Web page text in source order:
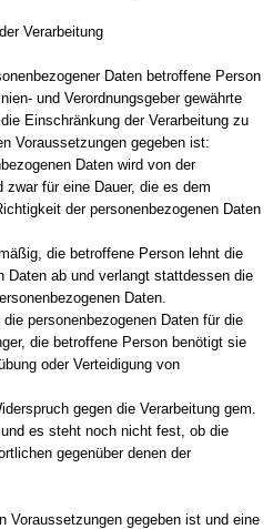
Verarbeitung
Daten betroffene Person
und Verordnungsgeber gewährte
Einschränkung der Verarbeitung zu
Voraussetzungen gegeben ist:
Daten wird von der
für eine Dauer, die es dem
der personenbezogenen Daten
die betroffene Person lehnt die
Daten ab und verlangt stattdessen die
Daten.
personenbezogenen Daten für die
die betroffene Person benötigt sie
oder Verteidigung von
gegen die Verarbeitung gem.
es steht noch nicht fest, ob die
gegenüber denen der
gegeben ist und eine